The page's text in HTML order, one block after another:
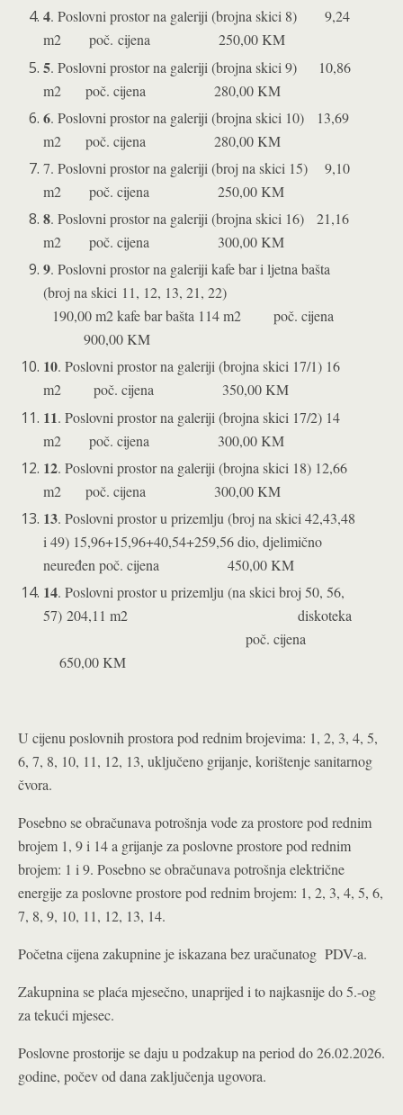
4. Poslovni prostor na galeriji (brojna skici 8) 9,24
m2 poč. cijena 250,00 KM
5. Poslovni prostor na galeriji (brojna skici 9) 10,86
m2 poč. cijena 280,00 KM
6. Poslovni prostor na galeriji (brojna skici 10) 13,69
m2 poč. cijena 280,00 KM
7. Poslovni prostor na galeriji (broj na skici 15) 9,10
m2 poč. cijena 250,00 KM
8. Poslovni prostor na galeriji (brojna skici 16) 21,16
m2 poč. cijena 300,00 KM
9. Poslovni prostor na galeriji kafe bar i ljetna bašta
(broj na skici 11, 12, 13, 21, 22)
190,00 m2 kafe bar bašta 114 m2 poč. cijena
900,00 KM
10. Poslovni prostor na galeriji (brojna skici 17/1) 16
m2 poč. cijena 350,00 KM
11. Poslovni prostor na galeriji (brojna skici 17/2) 14
m2 poč. cijena 300,00 KM
12. Poslovni prostor na galeriji (brojna skici 18) 12,66
m2 poč. cijena 300,00 KM
13. Poslovni prostor u prizemlju (broj na skici 42,43,48
i 49) 15,96+15,96+40,54+259,56 dio,djelimično
neuređen poč. cijena 450,00 KM
14. Poslovni prostor u prizemlju (na skici broj 50, 56,
57)204,11 m2diskoteka
poč. cijena
650,00 KM
U cijenu poslovnih prostora pod rednim brojevima: 1, 2, 3, 4, 5,
6, 7, 8, 10, 11, 12, 13, uključeno grijanje, korištenje sanitarnog
čvora.
Posebno se obračunava potrošnja vode za prostore pod rednim
brojem 1, 9 i 14 a grijanje za poslovne prostore pod rednim
brojem: 1 i 9. Posebno se obračunava potrošnja električne
energije za poslovne prostore pod rednim brojem: 1, 2, 3, 4, 5, 6,
7, 8, 9, 10, 11, 12, 13, 14.
Početna cijena zakupnine je iskazana bez uračunatog PDV-a.
Zakupnina se plaća mjesečno, unaprijed i to najkasnije do 5.-og
za tekući mjesec.
Poslovne prostorije se daju u podzakup na period do 26.02.2026.
godine, počev od dana zaključenja ugovora.